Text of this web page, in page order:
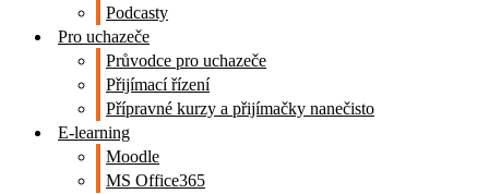
Podcasty
Pro uchazeče
Průvodce pro uchazeče
Přijímací řízení
Přípravné kurzy a přijímačky nanečisto
E-learning
Moodle
MS Office365